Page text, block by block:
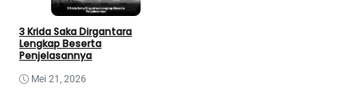
3 Krida Saka Dirgantara
Lengkap Beserta
Penjelasannya
Mei 21, 2026